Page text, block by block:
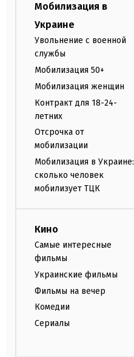
Мобилизация в
Украине
Увольнение с военной
службы
Мобилизация 50+
Мобилизация женщин
Контракт для 18-24-
летних
Отсрочка от
мобилизации
Мобилизация в Украине:
сколько человек
мобилизует ТЦК
Кино
Самые интересные
фильмы
Украинские фильмы
Фильмы на вечер
Комедии
Сериалы